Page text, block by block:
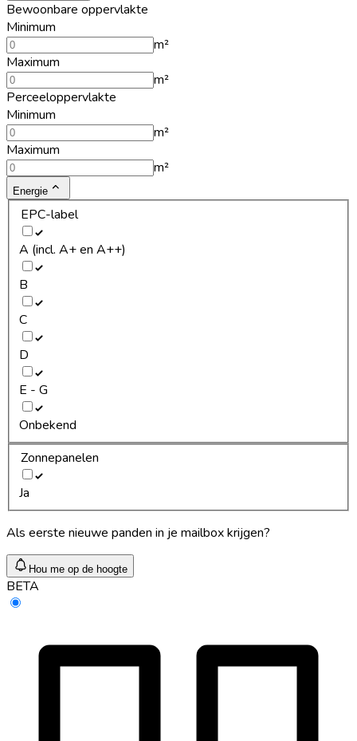
Bewoonbare oppervlakte
Minimum
m²
Maximum
m²
Perceeloppervlakte
Minimum
m²
Maximum
m²
Energie
EPC-label
A (incl. A+ en A++)
B
C
D
E - G
Onbekend
Zonnepanelen
Ja
Als eerste nieuwe panden in je mailbox krijgen?
Hou me op de hoogte
BETA